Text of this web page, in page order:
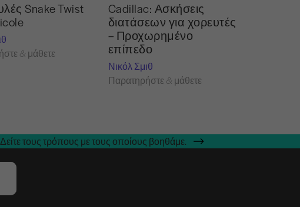
Snake Twist
& μάθετε
Cadillac: Ασκήσεις
διατάσεων για χορευτές
– Προχωρημένο
επίπεδο
Νικόλ Σμιθ
Παρατηρήστε & μάθετε
τους τρόπους με τους οποίους βοηθάμε.